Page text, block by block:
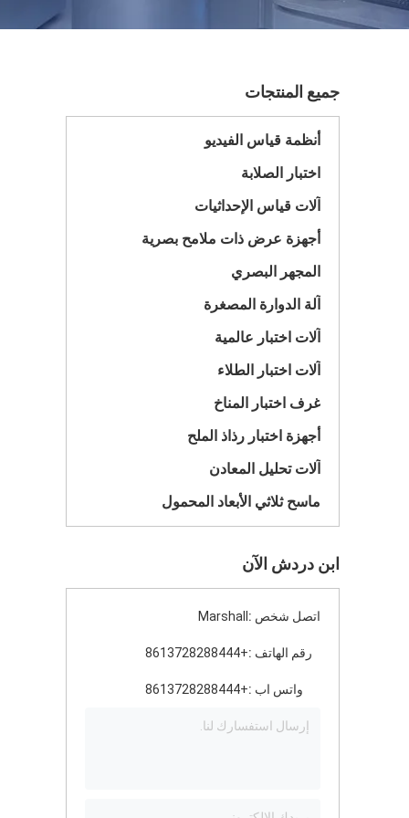
جميع المنتجات
أنظمة قياس الفيديو
اختبار الصلابة
آلات قياس الإحداثيات
أجهزة عرض ذات ملامح بصرية
المجهر البصري
آلة الدوارة المصغرة
آلات اختبار عالمية
آلات اختبار الطلاء
غرف اختبار المناخ
أجهزة اختبار رذاذ الملح
آلات تحليل المعادن
ماسح ثلاثي الأبعاد المحمول
ابن دردش الآن
اتصل شخص : Marshall
رقم الهاتف :+8613728288444
واتس اب :+8613728288444